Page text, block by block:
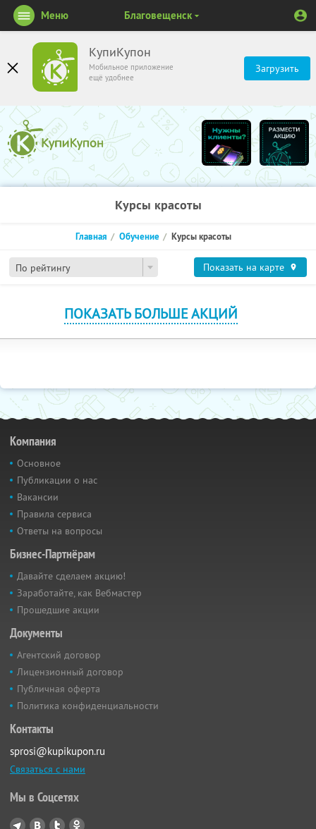
КупиКупон
Мобильное приложение
ещё удобнее
Загрузить
Меню Благовещенск
Курсы красоты
По рейтингу
Главная Обучение Курсы красоты
Показать на карте
ПОКАЗАТЬ БОЛЬШЕ АКЦИЙ
Компания
Основное
Публикации о нас
Вакансии
Правила сервиса
Ответы на вопросы
Бизнес-Партнёрам
Давайте сделаем акцию!
Заработайте, как Вебмастер
Прошедшие акции
Документы
Агентский договор
Лицензионный договор
Публичная оферта
Политика конфиденциальности
Контакты
sprosi@kupikupon.ru
Связаться с нами
Мы в Соцсетях